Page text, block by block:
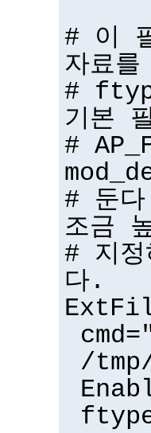
# 이
자료
#
기본
#
# 둔다
조금
# 지
다.
/